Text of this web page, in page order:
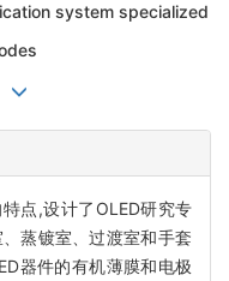
system specialized
点,设计了OLED研究专
蒸镀室、过渡室和手套
器件的有机薄膜和电极